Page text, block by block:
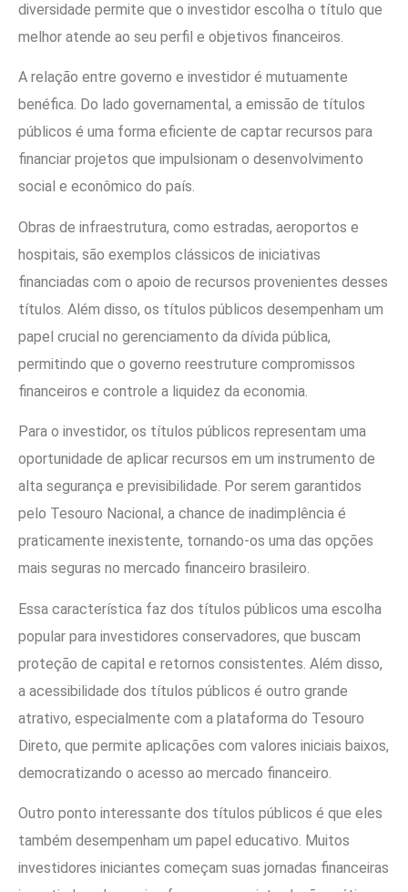
diversidade permite que o investidor escolha o título que
melhor atende ao seu perfil e objetivos financeiros.
A relação entre governo e investidor é mutuamente
benéfica. Do lado governamental, a emissão de títulos
públicos é uma forma eficiente de captar recursos para
financiar projetos que impulsionam o desenvolvimento
social e econômico do país.
Obras de infraestrutura, como estradas, aeroportos e
hospitais, são exemplos clássicos de iniciativas
financiadas com o apoio de recursos provenientes desses
títulos. Além disso, os títulos públicos desempenham um
papel crucial no gerenciamento da dívida pública,
permitindo que o governo reestruture compromissos
financeiros e controle a liquidez da economia.
Para o investidor, os títulos públicos representam uma
oportunidade de aplicar recursos em um instrumento de
alta segurança e previsibilidade. Por serem garantidos
pelo Tesouro Nacional, a chance de inadimplência é
praticamente inexistente, tornando-os uma das opções
mais seguras no mercado financeiro brasileiro.
Essa característica faz dos títulos públicos uma escolha
popular para investidores conservadores, que buscam
proteção de capital e retornos consistentes. Além disso,
a acessibilidade dos títulos públicos é outro grande
atrativo, especialmente com a plataforma do Tesouro
Direto, que permite aplicações com valores iniciais baixos,
democratizando o acesso ao mercado financeiro.
Outro ponto interessante dos títulos públicos é que eles
também desempenham um papel educativo. Muitos
investidores iniciantes começam suas jornadas financeiras